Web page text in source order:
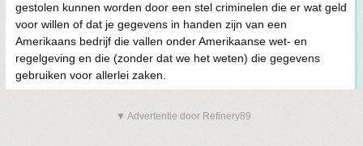
gestolen kunnen worden door een stel criminelen die er wat geld
voor willen of dat je gegevens in handen zijn van een
Amerikaans bedrijf die vallen onder Amerikaanse wet- en
regelgeving en die (zonder dat we het weten) die gegevens
gebruiken voor allerlei zaken.
▼ Advertentie door Refinery89